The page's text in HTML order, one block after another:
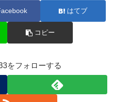
はてブ
コピー
をフォローする